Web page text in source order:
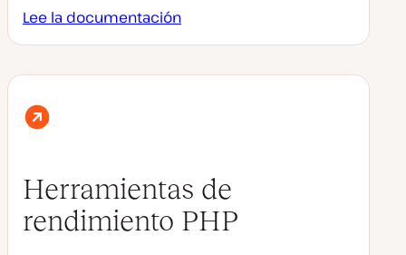
Lee la documentación
Herramientas de
rendimiento PHP